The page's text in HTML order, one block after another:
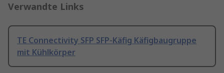
Verwandte Links
TE Connectivity SFP SFP-Käfig Käfigbaugruppe
mit Kühlkörper